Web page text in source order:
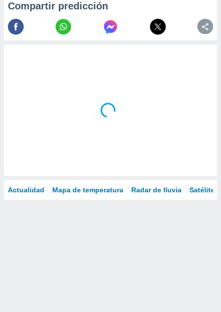
Compartir predicción
Actualidad Mapa de temperatura Radar de lluvia Satélites